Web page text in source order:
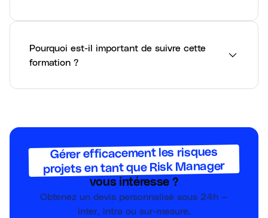
Pourquoi est-il important de suivre cette
formation ?
Gérer efficacement les risques
projets en tant que Risk Manager
vous intéresse ?
Obtenez un devis personnalisé sous 24h —
inter, intra ou sur-mesure.